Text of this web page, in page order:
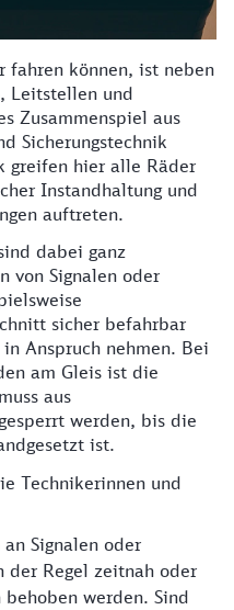
fahren können, ist neben
Leitstellen und
Zusammenspiel aus
Sicherungstechnik
greifen hier alle Räder
Instandhaltung und
auftreten.
dabei ganz
von Signalen oder
sicher befahrbar
Anspruch nehmen. Bei
am Gleis ist die
aus
werden, bis die
ist.
Technikerinnen und
Signalen oder
der Regel zeitnah oder
werden. Sind